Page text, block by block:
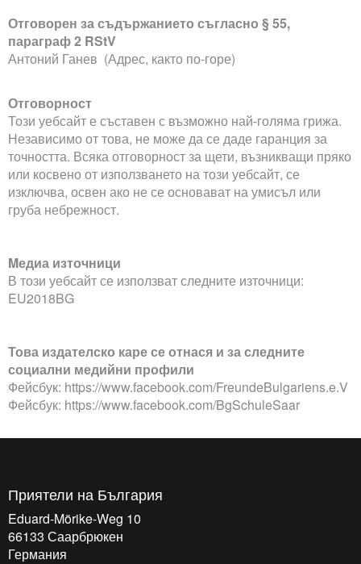
Отговорен за съдържанието съгласно § 55,
параграф 2 RStV
Антоний Ганев (Адрес, както по-горе)
Отговорност
Този уебсайт е съставен с възможно най-голяма грижа.
Независимо от това, не може да се даде гаранция за
точността. Всяка отговорност за щети, възникващи пряко
или косвено от използването на този уебсайт, се
изключва, освен ако не се основават на умисъл или
груба небрежност.
Mедиа източници
В този уебсайт се използват следните източници:
EU2018BG
Това издателско каре се отнася и за следните
социални медийни профили
Фейсбук: https://www.facebook.com/FreundeBulgariens.e.V
Фейсбук: https://www.facebook.com/BgSchuleSaar
Приятели на България
Eduard-Mörike-Weg 10
66133 Саарбрюкен
Германия